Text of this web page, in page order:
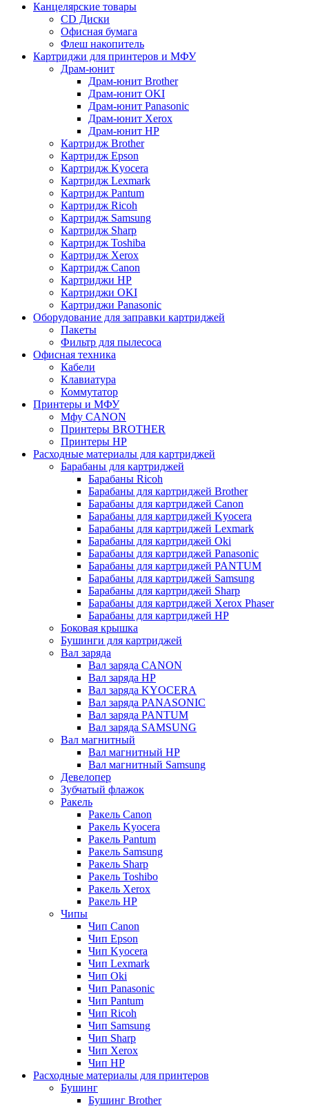
Канцелярские товары
CD Диски
Офисная бумага
Флеш накопитель
Картриджи для принтеров и МФУ
Драм-юнит
Драм-юнит Brother
Драм-юнит OKI
Драм-юнит Panasonic
Драм-юнит Xerox
Драм-юнит НР
Картридж Brother
Картридж Epson
Картридж Kyocera
Картридж Lexmark
Картридж Pantum
Картридж Ricoh
Картридж Samsung
Картридж Sharp
Картридж Toshiba
Картридж Xerox
Картридж Сanon
Картриджи HP
Картриджи OKI
Картриджи Panasonic
Оборудование для заправки картриджей
Пакеты
Фильтр для пылесоса
Офисная техника
Кабели
Клавиатура
Коммутатор
Принтеры и МФУ
Мфу CANON
Принтеры BROTHER
Принтеры HP
Расходные материалы для картриджей
Барабаны для картриджей
Барабаны Ricoh
Барабаны для картриджей Brother
Барабаны для картриджей Canon
Барабаны для картриджей Kyocera
Барабаны для картриджей Lexmark
Барабаны для картриджей Oki
Барабаны для картриджей Panasonic
Барабаны для картриджей PANTUM
Барабаны для картриджей Samsung
Барабаны для картриджей Sharp
Барабаны для картриджей Xerox Phaser
Барабаны для картриджей НР
Боковая крышка
Бушинги для картриджей
Вал заряда
Вал заряда CANON
Вал заряда HP
Вал заряда KYOCERA
Вал заряда PANASONIC
Вал заряда PANTUM
Вал заряда SAMSUNG
Вал магнитный
Вал магнитный HP
Вал магнитный Samsung
Девелопер
Зубчатый флажок
Ракель
Ракель Canon
Ракель Kyocera
Ракель Pantum
Ракель Samsung
Ракель Sharp
Ракель Toshibo
Ракель Xerox
Ракель НР
Чипы
Чип Canon
Чип Epson
Чип Kyocera
Чип Lexmark
Чип Oki
Чип Panasonic
Чип Pantum
Чип Ricoh
Чип Samsung
Чип Sharp
Чип Xerox
Чип НР
Расходные материалы для принтеров
Бушинг
Бушинг Brother